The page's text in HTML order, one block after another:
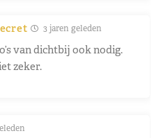
3 jaren geleden
van dichtbij ook nodig.
zeker.